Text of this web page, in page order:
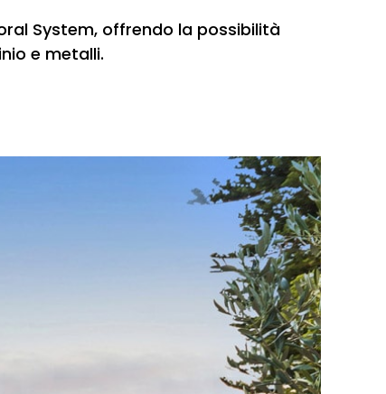
System, offrendo la possibilità
e metalli.